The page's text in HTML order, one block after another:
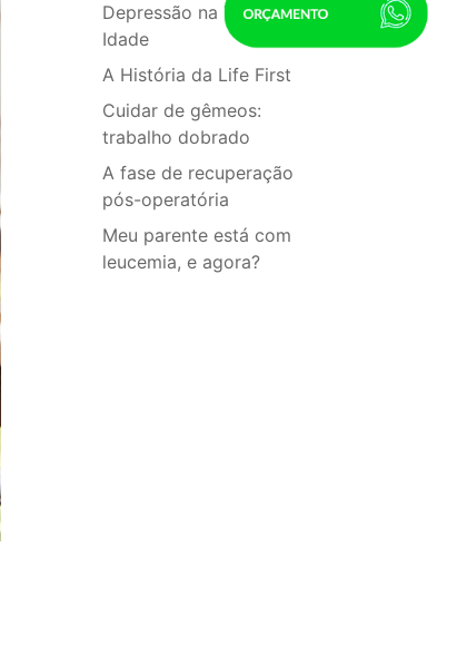
Depressão na Terceira
Idade
A História da Life First
Cuidar de gêmeos:
trabalho dobrado
A fase de recuperação
pós-operatória
Meu parente está com
leucemia, e agora?